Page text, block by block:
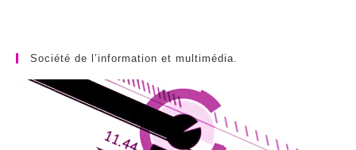
Société de l’information et multimédia.